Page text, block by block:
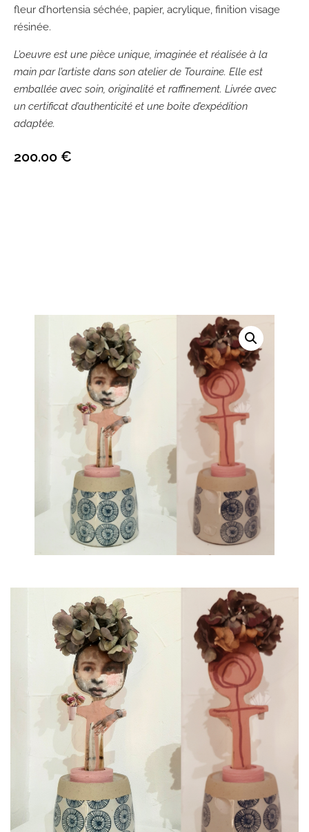
fleur d’hortensia séchée, papier, acrylique, finition visage
résinée.
L’oeuvre est une pièce unique, imaginée et réalisée à la
main par l’artiste dans son atelier de Touraine. Elle est
emballée avec soin, originalité et raffinement. Livrée avec
un certificat d’authenticité et une boite d’expédition
adaptée.
200.00 €